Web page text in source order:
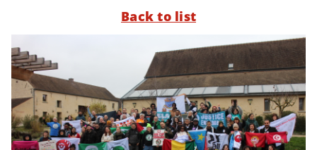
Back to list